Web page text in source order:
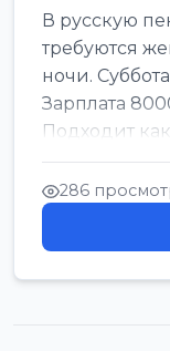
В русскую
требуются
ночи.
Зарплата
Подходит
г...
286